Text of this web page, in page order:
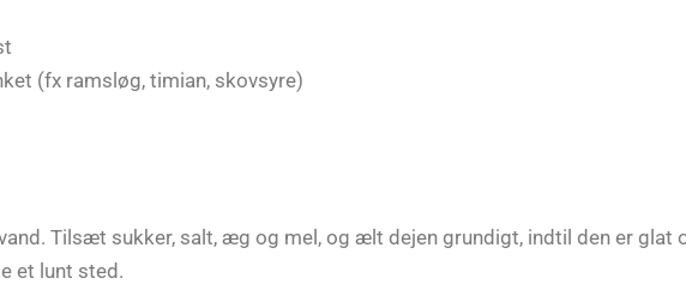
(fx ramsløg, timian, skovsyre)
Tilsæt sukker, salt, æg og mel, og ælt dejen grundigt, indtil den er glat
et lunt sted.